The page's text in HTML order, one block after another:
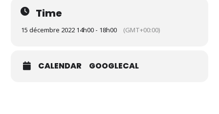
Time
15 décembre 2022 14h00 - 18h00 (GMT+00:00)
CALENDAR GOOGLECAL